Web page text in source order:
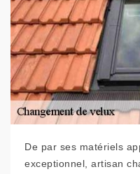
De par ses matériels
exceptionnel, artisan